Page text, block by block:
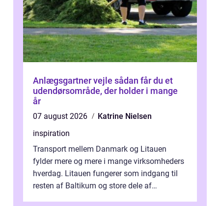
Anlægsgartner vejle sådan får du et
udendørsområde, der holder i mange
år
07 august 2026
Katrine Nielsen
inspiration
Transport mellem Danmark og Litauen
fylder mere og mere i mange virksomheders
hverdag. Litauen fungerer som indgang til
resten af Baltikum og store dele af